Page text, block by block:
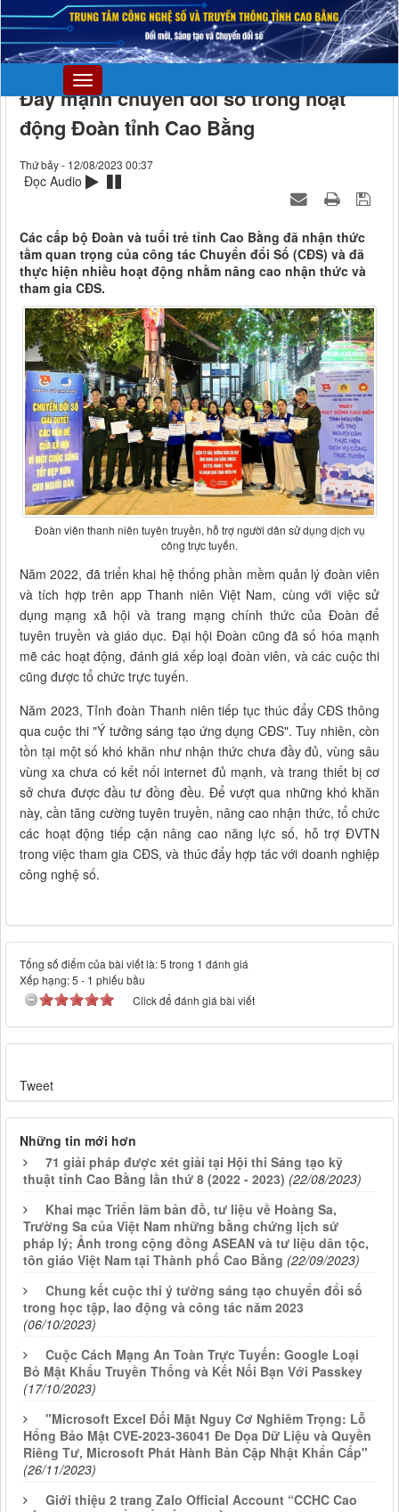
Đẩy mạnh chuyển đổi số trong hoạt
động Đoàn tỉnh Cao Bằng
Thứ bảy - 12/08/2023 00:37
Đọc Audio
Các cấp bộ Đoàn và tuổi trẻ tỉnh Cao Bằng đã nhận thức
tầm quan trọng của công tác Chuyển đổi Số (CĐS) và đã
thực hiện nhiều hoạt động nhằm nâng cao nhận thức và
tham gia CĐS.
Đoàn viên thanh niên tuyên truyền, hỗ trợ người dân sử dụng dịch vụ
công trực tuyến.
Năm 2022, đã triển khai hệ thống phần mềm quản lý đoàn viên
và tích hợp trên app Thanh niên Việt Nam, cùng với việc sử
dụng mạng xã hội và trang mạng chính thức của Đoàn để
tuyên truyền và giáo dục. Đại hội Đoàn cũng đã số hóa mạnh
mẽ các hoạt động, đánh giá xếp loại đoàn viên, và các cuộc thi
cũng được tổ chức trực tuyến.
Năm 2023, Tỉnh đoàn Thanh niên tiếp tục thúc đẩy CĐS thông
qua cuộc thi "Ý tưởng sáng tạo ứng dụng CĐS". Tuy nhiên, còn
tồn tại một số khó khăn như nhận thức chưa đầy đủ, vùng sâu
vùng xa chưa có kết nối internet đủ mạnh, và trang thiết bị cơ
sở chưa được đầu tư đồng đều. Để vượt qua những khó khăn
này, cần tăng cường tuyên truyền, nâng cao nhận thức, tổ chức
các hoạt động tiếp cận nâng cao năng lực số, hỗ trợ ĐVTN
trong việc tham gia CĐS, và thúc đẩy hợp tác với doanh nghiệp
công nghệ số.
Tổng số điểm của bài viết là: 5 trong 1 đánh giá
Xếp hạng:5 - 1 phiếu bầu
Click để đánh giá bài viết
Tweet
Những tin mới hơn
71 giải pháp được xét giải tại Hội thi Sáng tạo kỹ
thuật tỉnh Cao Bằng lần thứ 8 (2022 - 2023) (22/08/2023)
Khai mạc Triển lãm bản đồ, tư liệu về Hoàng Sa,
Trường Sa của Việt Nam những bằng chứng lịch sử
pháp lý; Ảnh trong cộng đồng ASEAN và tư liệu dân tộc,
tôn giáo Việt Nam tại Thành phố Cao Bằng (22/09/2023)
Chung kết cuộc thi ý tưởng sáng tạo chuyển đổi số
trong học tập, lao động và công tác năm 2023
(06/10/2023)
Cuộc Cách Mạng An Toàn Trực Tuyến: Google Loại
Bỏ Mật Khẩu Truyền Thống và Kết Nối Bạn Với Passkey
(17/10/2023)
"Microsoft Excel Đối Mặt Nguy Cơ Nghiêm Trọng: Lỗ
Hổng Bảo Mật CVE-2023-36041 Đe Dọa Dữ Liệu và Quyền
Riêng Tư, Microsoft Phát Hành Bản Cập Nhật Khẩn Cấp"
(26/11/2023)
Giới thiệu 2 trang Zalo Official Account “CCHC Cao